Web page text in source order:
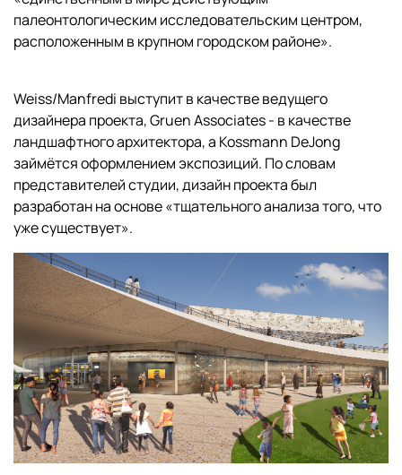
палеонтологическим исследовательским центром,
расположенным в крупном городском районе».
Weiss/Manfredi выступит в качестве ведущего
дизайнера проекта, Gruen Associates - в качестве
ландшафтного архитектора, а Kossmann DeJong
займётся оформлением экспозиций. По словам
представителей студии, дизайн проекта был
разработан на основе «тщательного анализа того, что
уже существует».